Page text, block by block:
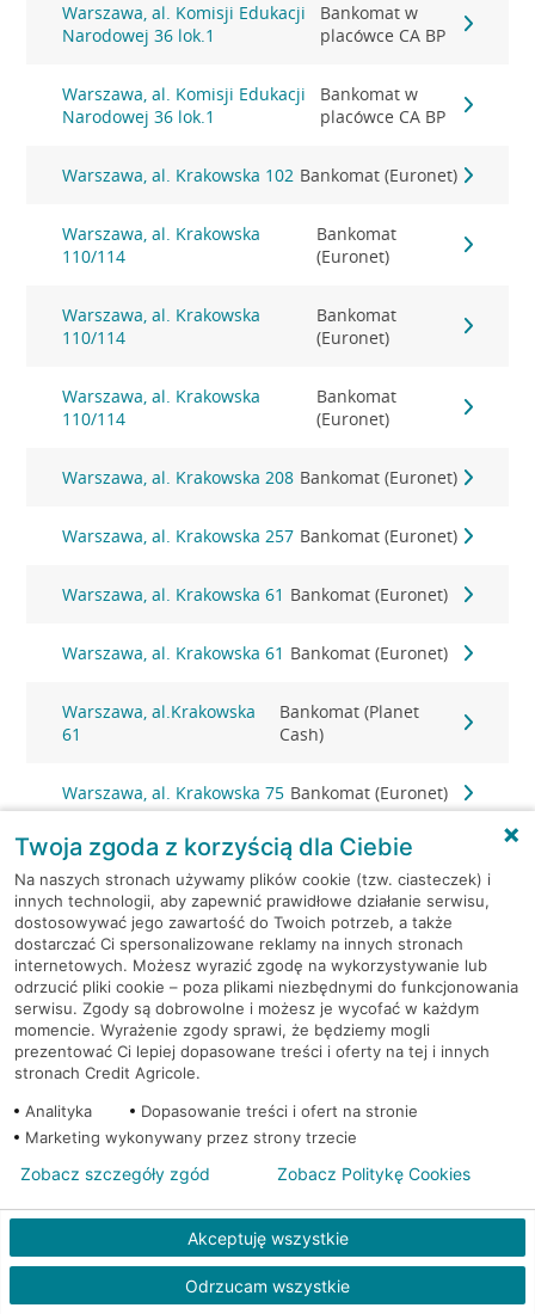
Warszawa, al. Komisji Edukacji
Narodowej 36 lok.1
Bankomat w
placówce CA BP
Warszawa, al. Komisji Edukacji
Narodowej 36 lok.1
Bankomat w
placówce CA BP
Warszawa, al. Krakowska 102 Bankomat (Euronet)
Warszawa, al. Krakowska
110/114
Bankomat
(Euronet)
Warszawa, al. Krakowska
110/114
Bankomat
(Euronet)
Warszawa, al. Krakowska
110/114
Bankomat
(Euronet)
Warszawa, al. Krakowska 208 Bankomat (Euronet)
Warszawa, al. Krakowska 257 Bankomat (Euronet)
Warszawa, al. Krakowska 61 Bankomat (Euronet)
Warszawa, al. Krakowska 61 Bankomat (Euronet)
Warszawa, al.Krakowska
61
Bankomat (Planet
Cash)
Warszawa, al. Krakowska 75 Bankomat (Euronet)
Warszawa, al. Lotników 1 Bankomat (Euronet)
Warszawa, al. Niepodległości
80
Bankomat
(Euronet)
Warszawa, Al. Prymasa
Tysiąclecia 83A/lok 6
Bankomat
(Euronet)
Warszawa, al. Reymonta 6
Warszawa, al. Rzeczypospolitej Bankomat
Warszawa, al. Rzeczypospolitej Bankomat
(Euronet)
Warszawa, al. Rzeczypospolitej Bankomat
Twoja zgoda z korzyścią dla Ciebie
Na naszych stronach używamy plików cookie (tzw. ciasteczek) i
innych technologii, aby zapewnić prawidłowe działanie serwisu,
dostosowywać jego zawartość do Twoich potrzeb, a także
dostarczać Ci spersonalizowane reklamy na innych stronach
internetowych. Możesz wyrazić zgodę na wykorzystywanie lub
odrzucić pliki cookie – poza plikami niezbędnymi do funkcjonowania
serwisu. Zgody są dobrowolne i możesz je wycofać w każdym
momencie. Wyrażenie zgody sprawi, że będziemy mogli
prezentować Ci lepiej dopasowane treści i oferty na tej i innych
stronach Credit Agricole.
Analityka
Dopasowanie treści i ofert na stronie
Marketing wykonywany przez strony trzecie
Akceptuję wszystkie
Odrzucam wszystkie
Zobacz szczegóły zgód Zobacz Politykę Cookies